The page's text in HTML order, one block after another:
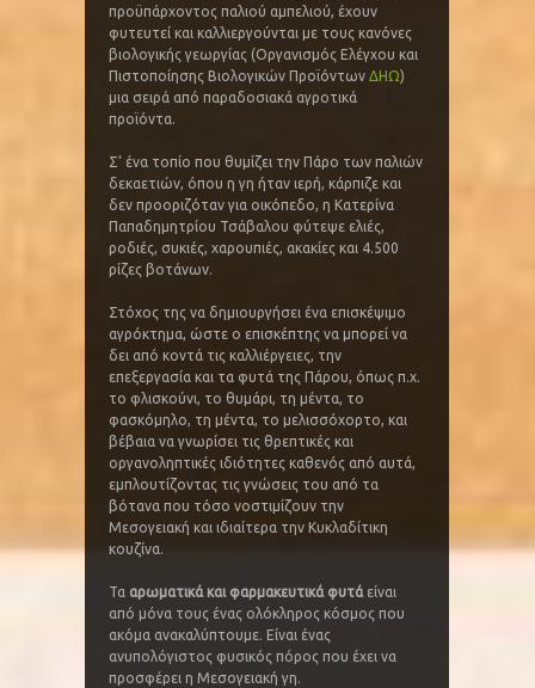
προϋπάρχοντος παλιού αμπελιού, έχουν
φυτευτεί και καλλιεργούνται με τους κανόνες
βιολογικής γεωργίας (Οργανισμός Ελέγχου και
Πιστοποίησης Βιολογικών Προϊόντων ΔΗΩ)
μια σειρά από παραδοσιακά αγροτικά
προϊόντα.
Σ’ ένα τοπίο που θυμίζει την Πάρο των παλιών
δεκαετιών, όπου η γη ήταν ιερή, κάρπιζε και
δεν προοριζόταν για οικόπεδο, η Κατερίνα
Παπαδημητρίου Τσάβαλου φύτεψε ελιές,
ροδιές, συκιές, χαρουπιές, ακακίες και 4.500
ρίζες βοτάνων.
Στόχος της να δημιουργήσει ένα επισκέψιμο
αγρόκτημα, ώστε ο επισκέπτης να μπορεί να
δει από κοντά τις καλλιέργειες, την
επεξεργασία και τα φυτά της Πάρου, όπως π.χ.
το φλισκούνι, το θυμάρι, τη μέντα, το
φασκόμηλο, τη μέντα, το μελισσόχορτο, και
βέβαια να γνωρίσει τις θρεπτικές και
οργανοληπτικές ιδιότητες καθενός από αυτά,
εμπλουτίζοντας τις γνώσεις του από τα
βότανα που τόσο νοστιμίζουν την
Μεσογειακή και ιδιαίτερα την Κυκλαδίτικη
κουζίνα.
Τα αρωματικά και φαρμακευτικά φυτάείναι
από μόνα τους ένας ολόκληρος κόσμος που
ακόμα ανακαλύπτουμε. Είναι ένας
ανυπολόγιστος φυσικός πόρος που έχει να
προσφέρει η Μεσογειακή γη.